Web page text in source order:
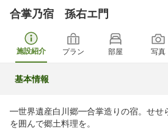
合掌乃宿 孫右エ門
施設紹介 プラン 部屋 写真
基本情報
━世界遺産白川郷━合掌造りの宿。せせ
を囲んで郷土料理を。